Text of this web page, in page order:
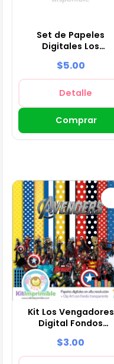
Set de Papeles
Digitales Los
para Fiestas y
Scrapbooking
$5.00
Detalle
Comprar
Kit Los Vengadores
Digital Fondos
M2
$3.00